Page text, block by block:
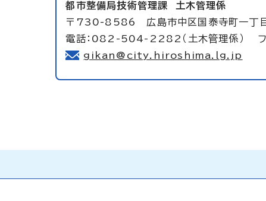
都市整備局技術管理課 土木管理係
〒730-8586 広島市中区国泰寺町一丁
電話：082-504-2282（土木管理係）
gikan@city.hiroshima.lg.jp